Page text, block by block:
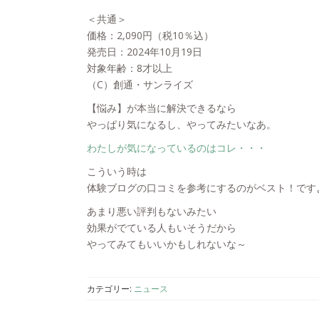
＜共通＞
価格：2,090円（税10％込）
発売日：2024年10月19日
対象年齢：8才以上
（C）創通・サンライズ
【悩み】が本当に解決できるなら
やっぱり気になるし、やってみたいなあ。
わたしが気になっているのはコレ・・・
こういう時は
体験ブログの口コミを参考にするのがベスト！です
あまり悪い評判もないみたい
効果がでている人もいそうだから
やってみてもいいかもしれないな～
カテゴリー: ニュース